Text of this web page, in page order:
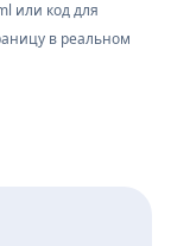
или код для
в реальном